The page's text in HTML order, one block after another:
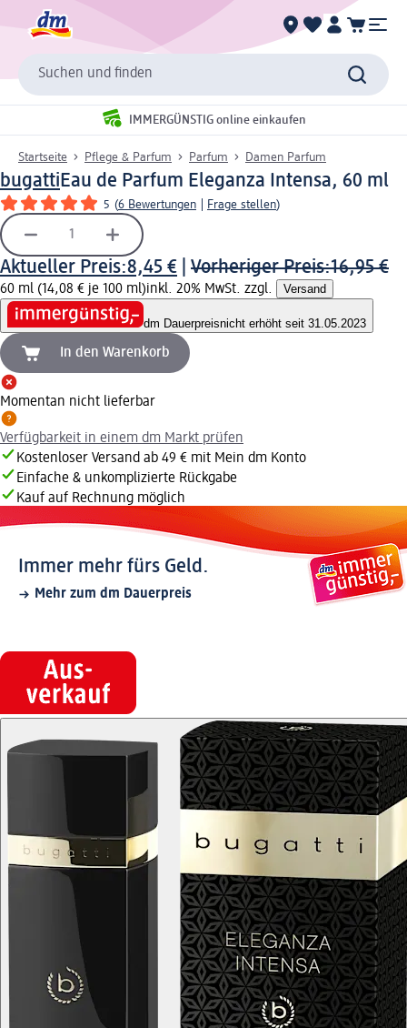
Suchen und finden
IMMERGÜNSTIG online einkaufen
Startseite Pflege & Parfum Parfum Damen Parfum
bugattiEau de Parfum Eleganza Intensa, 60 ml
5 (6 Bewertungen Frage stellen)
Aktueller Preis:8,45 € Vorheriger Preis:16,95 €
60 ml (14,08 € je 100 ml)inkl. 20% MwSt. zzgl. Versand
dm Dauerpreisnicht erhöht seit 31.05.2023
In den Warenkorb
Momentan nicht lieferbar
Verfügbarkeit in einem dm Markt prüfen
Kostenloser Versand ab 49 € mit Mein dm Konto
Einfache & unkomplizierte Rückgabe
Kauf auf Rechnung möglich
Immer mehr fürs Geld.
Mehr zum dm Dauerpreis